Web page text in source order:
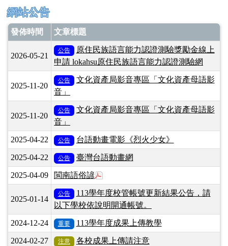
上中右區域內容
網站公告
發佈時間 文章標題
2026-05-21
公告
原住民族語言能力認證測驗獎勵金線上
申請 lokahsu原住民族語言能力認證測驗網
2025-11-20
公告
文化資產局影音專區「文化資產母語影
音」
2025-11-20
公告
文化資產局影音專區「文化資產母語影
音」
2025-04-22 公告 台語動畫電影《烈火少女》
2025-04-22 公告 臺灣台語動畫網
2025-04-09 閩南語俗諺
2025-01-14
公告
113學年度校管帳號更新結果公告，請
以下學校依說明開通帳號。
2024-12-24 重要 113學年度成果上傳教學
2024-02-27 注意 各校成果上傳請注意